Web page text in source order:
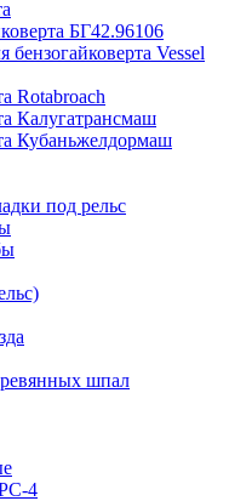
БГ42.96106
бензогайковерта Vessel
Rotabroach
Калугатрансмаш
Кубаньжелдормаш
под рельс
шпал
4